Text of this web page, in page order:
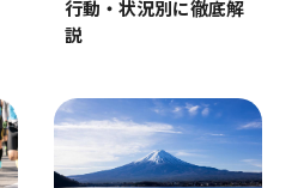
行動・状況別に徹底解
説